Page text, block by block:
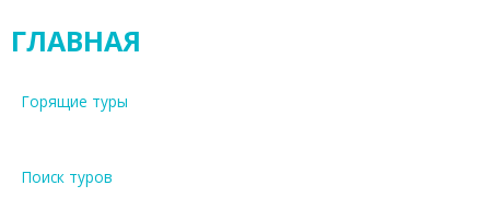
ГЛАВНАЯ
Горящие туры
Поиск туров